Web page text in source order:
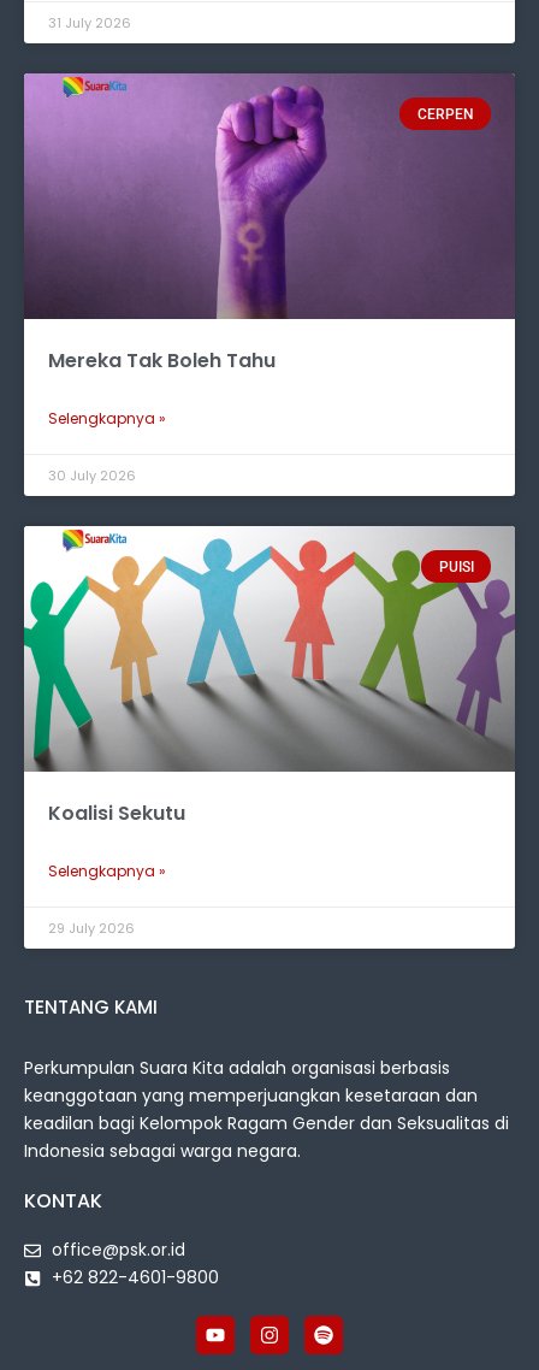
31 July 2026
CERPEN
Mereka Tak Boleh Tahu
Selengkapnya »
30 July 2026
PUISI
Koalisi Sekutu
Selengkapnya »
29 July 2026
TENTANG KAMI
Perkumpulan Suara Kita adalah organisasi berbasis
keanggotaan yang memperjuangkan kesetaraan dan
keadilan bagi Kelompok Ragam Gender dan Seksualitas di
Indonesia sebagai warga negara.
KONTAK
office@psk.or.id
+62 822-4601-9800